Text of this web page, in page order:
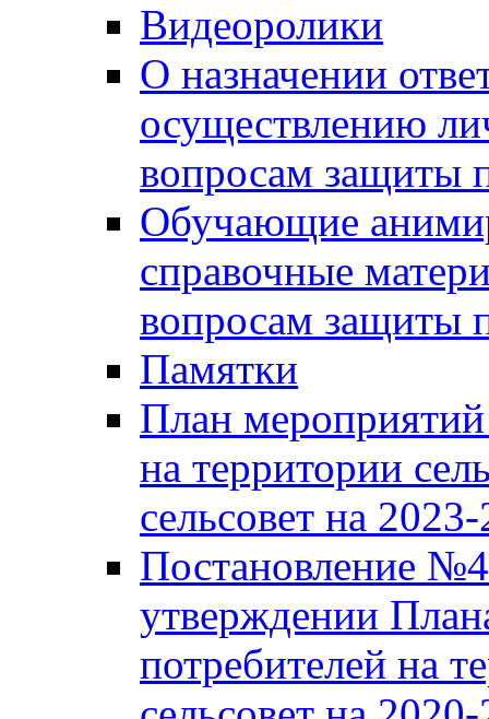
Видеоролики
О назначении
осуществлению
вопросам защиты
Обучающие
справочные
вопросам защиты
Памятки
План
на территории
сельсовет на
Постановление
утверждении
потребителей на